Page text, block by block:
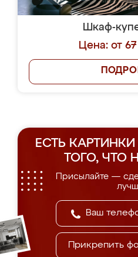
Шкаф-
Цена: от
ЕСТЬ
ТОГО, ЧТО
Присылайте —
Прикрепить